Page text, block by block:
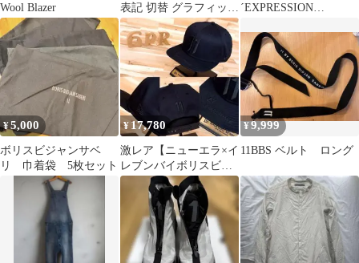
Wool Blazer
表記 切替 グラフィック
半袖トップス ラグラン
M
´EXPRESSION
¥5,000
ボリスビジャンサベ
リ 巾着袋 5枚セット
¥ 17,780
激レア【ニューエラ×イ
レブンバイボリスビジ
ャンサベリ】限定コラ
ボ キャップ 黒
¥9,999
11BBS ベルト ロング